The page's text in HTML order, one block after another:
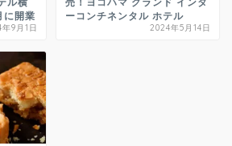
ル横
開業
9月1日
売！ヨコハマ グランド インタ
ーコンチネンタル ホテル
2024年5月14日